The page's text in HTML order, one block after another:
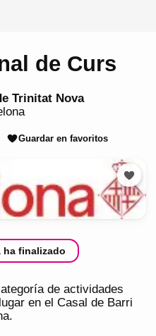
de Curs
Trinitat Nova
Guardar en favoritos
ha finalizado
de actividades
en el Casal de Barri